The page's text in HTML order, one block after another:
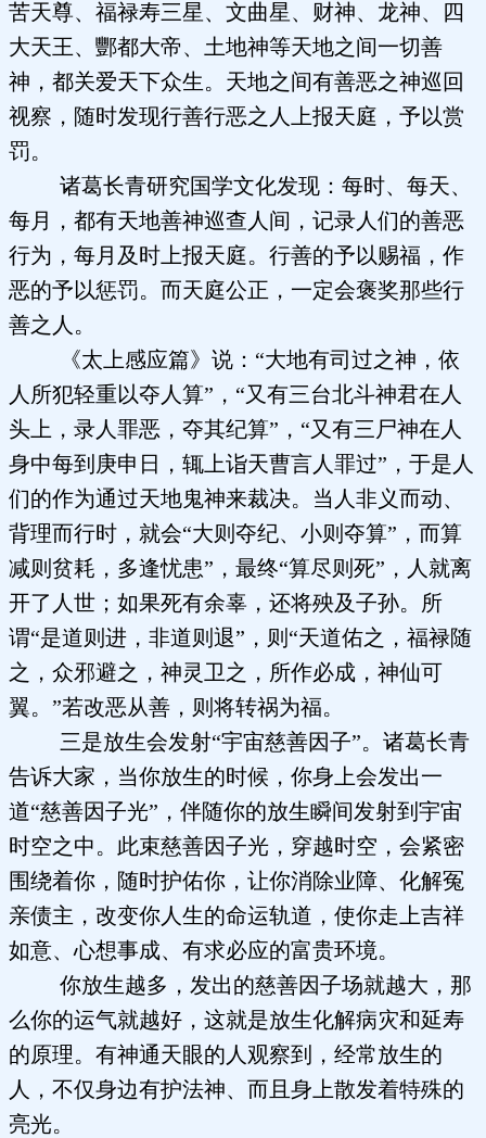
苦天尊、福禄寿三星、文曲星、财神、龙神、四
大天王、酆都大帝、土地神等天地之间一切善
神，都关爱天下众生。天地之间有善恶之神巡回
视察，随时发现行善行恶之人上报天庭，予以赏
罚。
诸葛长青研究国学文化发现：每时、每天、
每月，都有天地善神巡查人间，记录人们的善恶
行为，每月及时上报天庭。行善的予以赐福，作
恶的予以惩罚。而天庭公正，一定会褒奖那些行
善之人。
《太上感应篇》说：“大地有司过之神，依
人所犯轻重以夺人算”，“又有三台北斗神君在人
头上，录人罪恶，夺其纪算”，“又有三尸神在人
身中每到庚申日，辄上诣天曹言人罪过”，于是人
们的作为通过天地鬼神来裁决。当人非义而动、
背理而行时，就会“大则夺纪、小则夺算”，而算
减则贫耗，多逢忧患”，最终“算尽则死”，人就离
开了人世；如果死有余辜，还将殃及子孙。所
谓“是道则进，非道则退”，则“天道佑之，福禄随
之，众邪避之，神灵卫之，所作必成，神仙可
翼。”若改恶从善，则将转祸为福。
三是放生会发射“宇宙慈善因子”。诸葛长青
告诉大家，当你放生的时候，你身上会发出一
道“慈善因子光”，伴随你的放生瞬间发射到宇宙
时空之中。此束慈善因子光，穿越时空，会紧密
围绕着你，随时护佑你，让你消除业障、化解冤
亲债主，改变你人生的命运轨道，使你走上吉祥
如意、心想事成、有求必应的富贵环境。
你放生越多，发出的慈善因子场就越大，那
么你的运气就越好，这就是放生化解病灾和延寿
的原理。有神通天眼的人观察到，经常放生的
人，不仅身边有护法神、而且身上散发着特殊的
亮光。